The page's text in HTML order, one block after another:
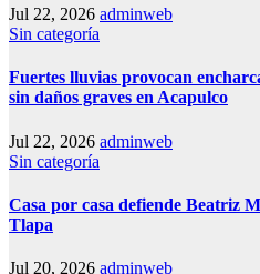
Jul 22, 2026 adminweb
Sin categoría
Fuertes lluvias provocan
sin daños graves en Acapulco
Jul 22, 2026 adminweb
Sin categoría
Casa por casa defiende Beatriz
Tlapa
Jul 20, 2026 adminweb